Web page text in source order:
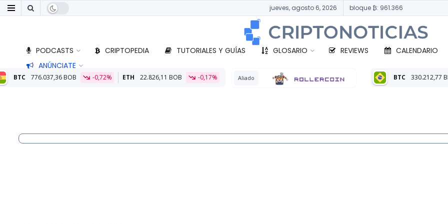
jueves, agosto 6, 2026 bloque ₿: 961.366
PODCASTS CRIPTOPEDIA TUTORIALES Y GUÍAS GLOSARIO REVIEWS CALENDARIO
ANÚNCIATE
-0,72% ETH 22.826,11 BOB -0,17% Aliado BTC 330.212,77 BRL -0,39% ETH